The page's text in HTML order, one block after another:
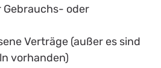
oder
Verträge (außer es sind
vorhanden)